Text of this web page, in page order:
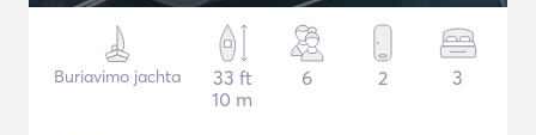
Buriavimo jachta
33 ft
10 m
6 2 3